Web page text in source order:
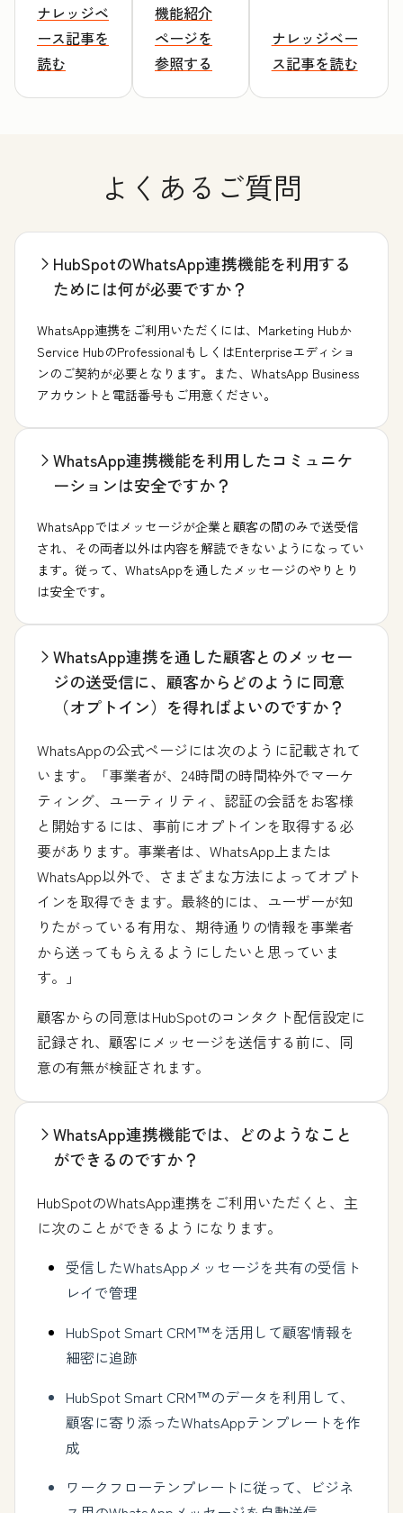
ナレッジベ
ース記事を
読む
機能紹介
ページを
参照する
ナレッジベー
ス記事を読む
よくあるご質問
HubSpotのWhatsApp連携機能を利用する
ためには何が必要ですか？
WhatsApp連携をご利用いただくには、Marketing Hubか
Service HubのProfessionalもしくはEnterpriseエディショ
ンのご契約が必要となります。また、WhatsApp Business
アカウントと電話番号もご用意ください。
WhatsApp連携機能を利用したコミュニケ
ーションは安全ですか？
WhatsAppではメッセージが企業と顧客の間のみで送受信
され、その両者以外は内容を解読できないようになってい
ます。従って、WhatsAppを通したメッセージのやりとり
は安全です。
WhatsApp連携を通した顧客とのメッセー
ジの送受信に、顧客からどのように同意
（オプトイン）を得ればよいのですか？
WhatsAppの公式ページには次のように記載されて
います。「事業者が、24時間の時間枠外でマーケ
ティング、ユーティリティ、認証の会話をお客様
と開始するには、事前にオプトインを取得する必
要があります。事業者は、WhatsApp上または
WhatsApp以外で、さまざまな方法によってオプト
インを取得できます。最終的には、ユーザーが知
りたがっている有用な、期待通りの情報を事業者
から送ってもらえるようにしたいと思っていま
す。」
顧客からの同意はHubSpotのコンタクト配信設定に
記録され、顧客にメッセージを送信する前に、同
意の有無が検証されます。
WhatsApp連携機能では、どのようなこと
ができるのですか？
HubSpotのWhatsApp連携をご利用いただくと、主
に次のことができるようになります。
受信したWhatsAppメッセージを共有の受信ト
レイで管理
HubSpot Smart CRM™を活用して顧客情報を
細密に追跡
HubSpot Smart CRM™のデータを利用して、
顧客に寄り添ったWhatsAppテンプレートを作
成
ワークフローテンプレートに従って、ビジネ